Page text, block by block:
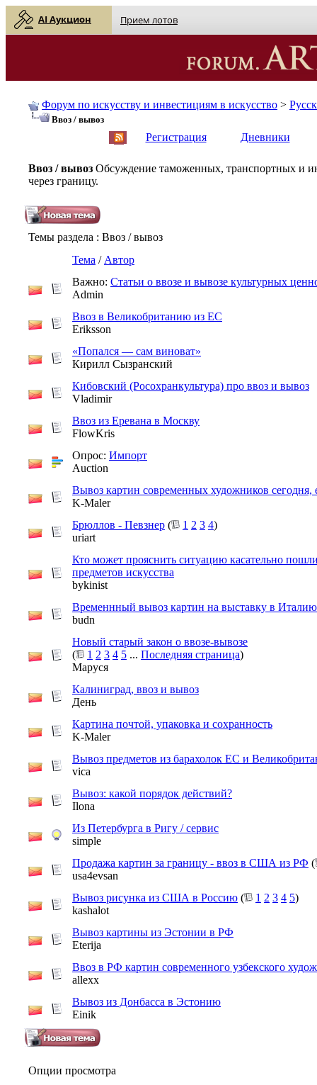
AI Аукцион Прием лотов
Форум по искусству и инвестициям в искусство >
Ввоз / вывоз
Регистрация Дневники
Ввоз / вывоз Обсуждение таможенных, транспортных и
через границу.
Темы раздела : Ввоз / вывоз
Тема / Автор
Важно: Статьи о ввозе и вывозе культурных
Admin
Ввоз в Великобританию из ЕС
Eriksson
«Попался — сам виноват»
Кирилл Сызранский
Кибовский (Росохранкультура) про ввоз и вывоз
Vladimir
Ввоз из Еревана в Москву
FlowKris
Опрос: Импорт
Auction
Вывоз картин современных художников сегодня,
K-Maler
Брюллов - Певзнер ( 1 2 3 4)
uriart
Кто может прояснить ситуацию касательно
предметов искусства
bykinist
Временнный вывоз картин на выставку в Италию
budn
Новый старый закон о ввозе-вывозе
(
1 2 3 4 5 ... Последняя страница)
Маруся
Калиниград, ввоз и вывоз
День
Картина почтой, упаковка и сохранность
K-Maler
Вывоз предметов из барахолок ЕС и
vica
Вывоз: какой порядок действий?
Ilona
Из Петербурга в Ригу / сервис
simple
Продажа картин за границу - ввоз в США из РФ (
usa4evsan
Вывоз рисунка из США в Россию ( 1 2 3 4 5)
kashalot
Вывоз картины из Эстонии в РФ
Eterija
Ввоз в РФ картин современного узбекского
allexx
Вывоз из Донбасса в Эстонию
Einik
Опции просмотра